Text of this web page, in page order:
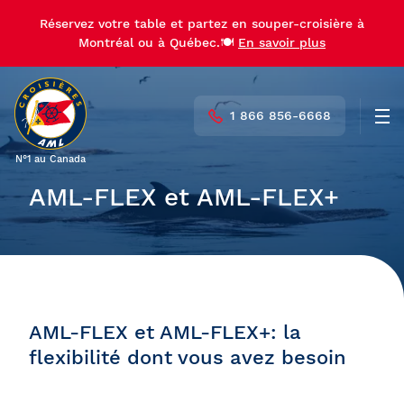
Réservez votre table et partez en souper-croisière à
Montréal ou à Québec.🍽️ En savoir plus
N°1 au Canada
1 866 856-6668
AML-FLEX et AML-FLEX+
AML-FLEX et AML-FLEX+: la
flexibilité dont vous avez besoin